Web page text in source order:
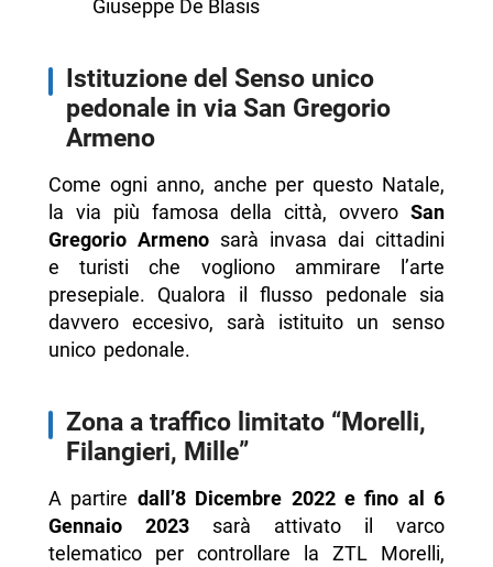
Giuseppe De Blasis
Istituzione del Senso unico
pedonale in via San Gregorio
Armeno
Come ogni anno, anche per questo Natale,
la via più famosa della città, ovveroSan
Gregorio Armeno sarà invasa dai cittadini
e turisti che vogliono ammirare l’arte
presepiale. Qualora il flusso pedonale sia
davvero eccesivo, sarà istituito un senso
unico pedonale.
Zona a traffico limitato “Morelli,
Filangieri, Mille”
A partire dall’8 Dicembre 2022 e fino al 6
Gennaio 2023sarà attivato il varco
telematico per controllare la ZTL Morelli,